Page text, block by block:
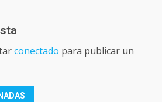
conectado para publicar un